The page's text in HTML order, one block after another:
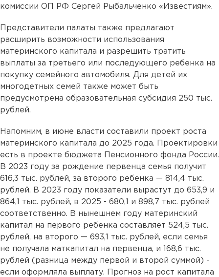
комиссии ОП РФ Сергей Рыбальченко «Известиям».
Представители палаты также предлагают
расширить возможности использования
материнского капитала и разрешить тратить
выплаты за третьего или последующего ребенка на
покупку семейного автомобиля. Для детей их
многодетных семей также может быть
предусмотрена образовательная субсидия 250 тыс.
рублей.
Напомним, в июне власти составили проект роста
материнского капитала до 2025 года. Проектировки
есть в проекте бюджета Пенсионного фонда России.
В 2023 году за рождение первенца семья получит
616,3 тыс. рублей, за второго ребенка — 814,4 тыс.
рублей. В 2023 году показатели вырастут до 653,9 и
864,1 тыс. рублей, в 2025 - 680,1 и 898,7 тыс. рублей
соответственно. В нынешнем году материнский
капитал на первого ребенка составляет 524,5 тыс.
рублей, на второго — 693,1 тыс. рублей, если семья
не получала маткапитал на первенца, и 168,6 тыс.
рублей (разница между первой и второй суммой) -
если оформляла выплату. Прогноз на рост капитала